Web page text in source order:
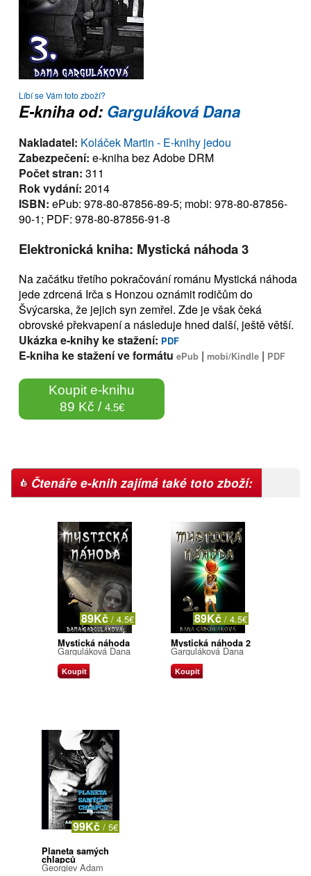
Líbí se Vám toto zboží?
E-kniha od: Garguláková Dana
Nakladatel: Koláček Martin - E-knihy jedou
Zabezpečení: e-kniha bez Adobe DRM
Počet stran: 311
Rok vydání: 2014
ISBN: ePub: 978-80-87856-89-5; mobi: 978-80-87856-
90-1; PDF: 978-80-87856-91-8
Elektronická kniha: Mystická náhoda 3
Na začátku třetího pokračování románu Mystická náhoda
jede zdrcená Irča s Honzou oznámit rodičům do
Švýcarska, že jejich syn zemřel. Zde je však čeká
obrovské překvapení a následuje hned další, ještě větší.
Ukázka e-knihy ke stažení: PDF
E-kniha ke stažení ve formátu ePub | mobi/Kindle | PDF
Koupit e-knihu
89 Kč / 4.5€
Čtenáře e-knih zajímá také toto zboží:
89Kč / 4.5€
Mystická náhoda
Garguláková Dana
Koupit
89Kč / 4.5€
Mystická náhoda 2
Garguláková Dana
Koupit
99Kč / 5€
Planeta samých
chlapců
Georgiev Adam